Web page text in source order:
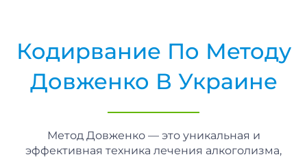
Кодирвание По Методу
Довженко В Украине
Метод Довженко — это уникальная и
эффективная техника лечения алкоголизма,